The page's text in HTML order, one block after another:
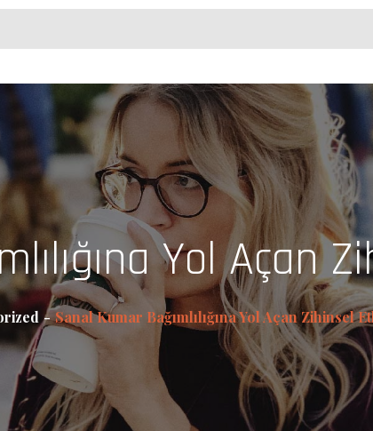
Yol Açan
Sanal Kumar Bağımlılığına Yol Açan Zihinsel